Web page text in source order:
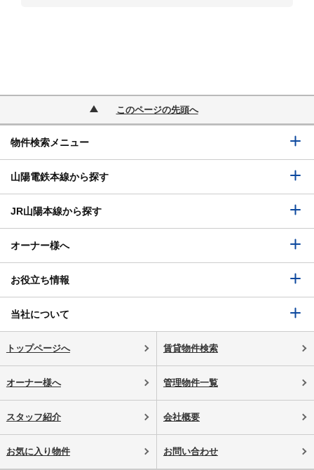
このページの先頭へ
物件検索メニュー
山陽電鉄本線から探す
JR山陽本線から探す
オーナー様へ
お役立ち情報
当社について
トップページへ 賃貸物件検索
オーナー様へ 管理物件一覧
スタッフ紹介 会社概要
お気に入り物件 お問い合わせ